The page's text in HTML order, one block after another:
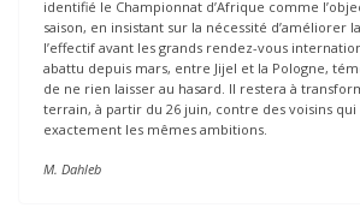
identifié le Championnat d’Afrique comme
saison, en insistant sur la nécessité d’améliorer
l’effectif avant les grands rendez-vous
abattu depuis mars, entre Jijel et la Pologne,
de ne rien laisser au hasard. Il restera à
terrain, à partir du 26 juin, contre des voisins
exactement les mêmes ambitions.
M. Dahleb